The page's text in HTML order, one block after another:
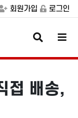
회원가입 로그인
검
색
버
메
버
접 배송,